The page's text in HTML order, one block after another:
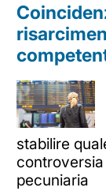
stabilire
pecuniaria